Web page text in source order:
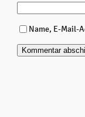
Name, E-Mail-